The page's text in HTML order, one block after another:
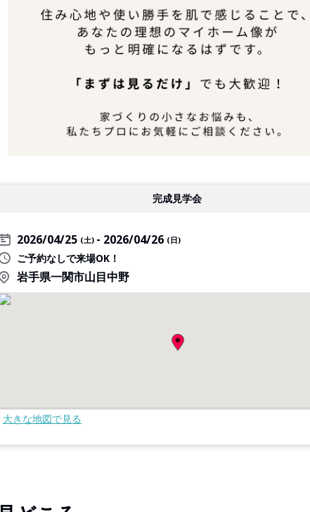
完成見学会
2026/04/25 (土) 2026/04/26 (日)
ご予約なしで来場OK！
岩手県一関市山目中野
大きな地図で見る